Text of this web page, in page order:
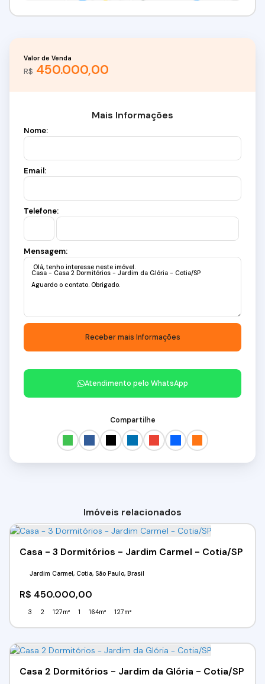
R$ 450.000,00
Valor de Venda
Mais Informações
Nome:
Email:
Telefone:
Mensagem:
Atendimento pelo WhatsApp
Compartilhe
Imóveis relacionados
Casa - 3 Dormitórios - Jardim Carmel - Cotia/SP
R$ 450.000,00
Jardim Carmel, Cotia, São Paulo, Brasil
3 2 127m² 1 164m² 127m²
Casa 2 Dormitórios - Jardim da Glória - Cotia/SP